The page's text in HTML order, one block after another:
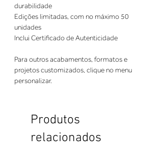
durabilidade
Edições limitadas, com no máximo 50
unidades
Inclui Certificado de Autenticidade
Para outros acabamentos, formatos e
projetos customizados, clique no menu
personalizar.
Produtos
relacionados